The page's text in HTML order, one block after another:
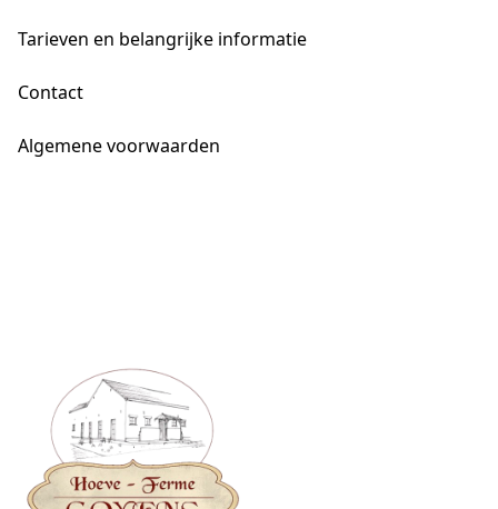
Tarieven en belangrijke informatie
Contact
Algemene voorwaarden